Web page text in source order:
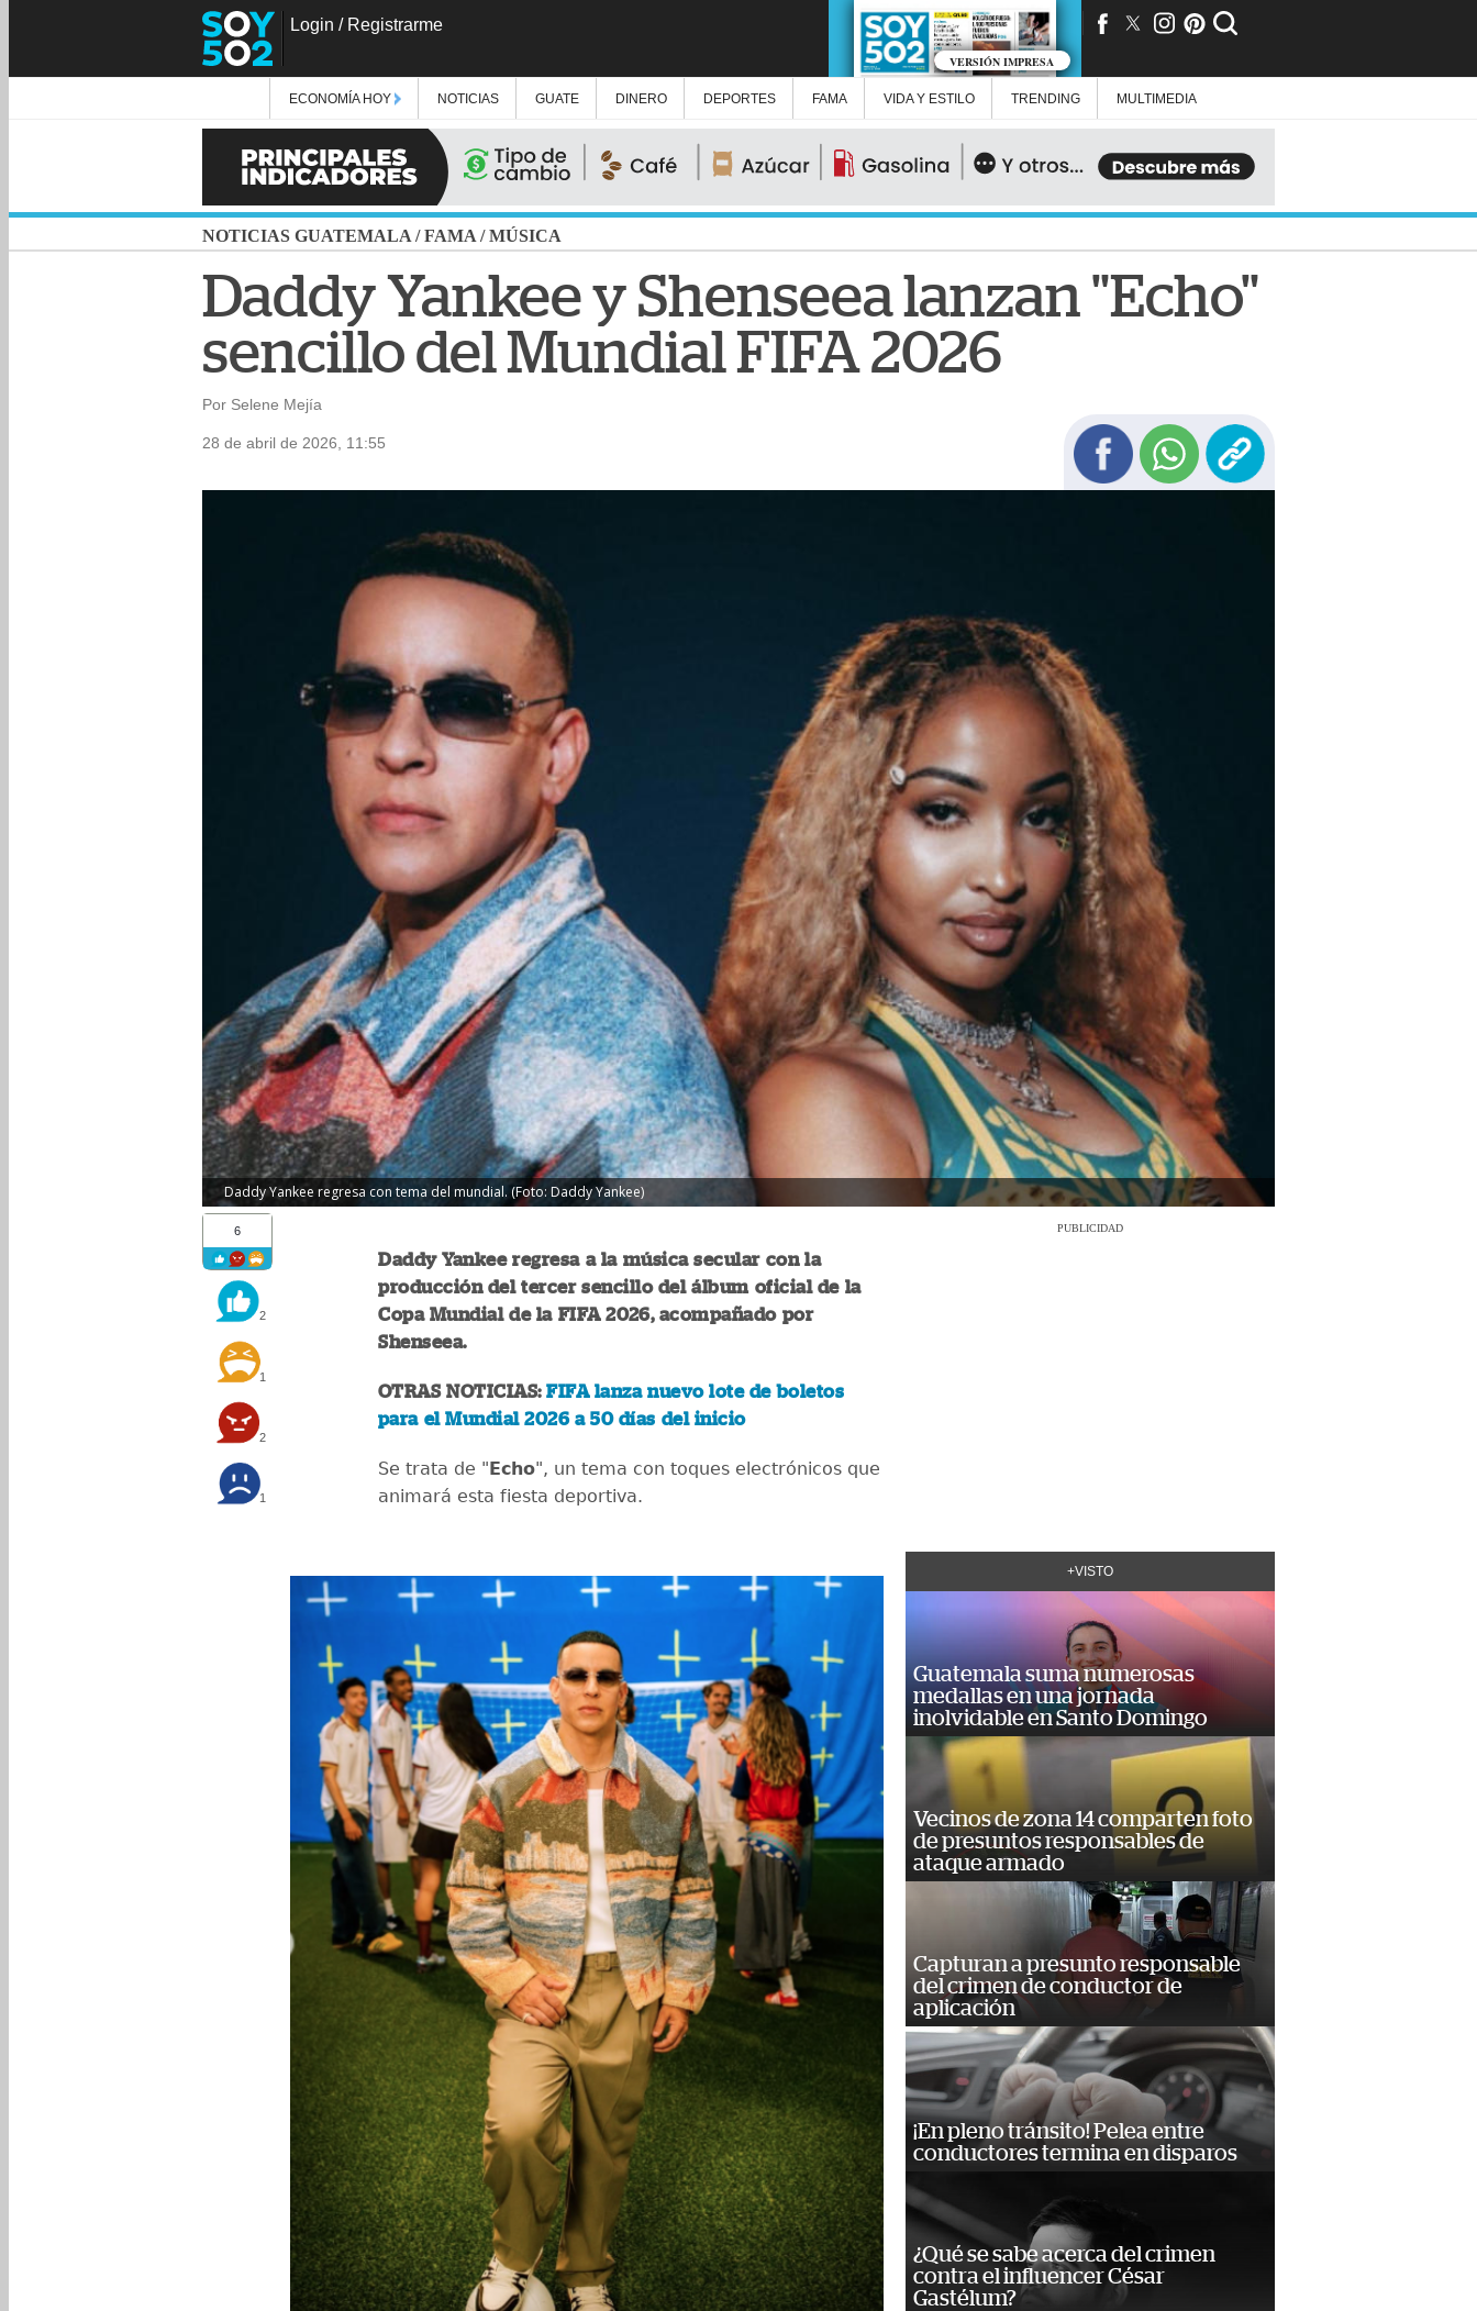
Login / Registrarme
VERSIÓN IMPRESA
ECONOMÍA HOY NOTICIAS GUATE DINERO DEPORTES FAMA VIDA Y ESTILO TRENDING MULTIMEDIA
NOTICIAS GUATEMALA /FAMA /MÚSICA
Daddy Yankee y Shenseea lanzan "Echo"
sencillo del Mundial FIFA 2026
Por Selene Mejía
28 de abril de 2026, 11:55
Daddy Yankee regresa con tema del mundial. (Foto: Daddy Yankee)
6
2
1
2
1
Daddy Yankee regresa a la música secular con la
producción del tercer sencillo del álbum oficial de la
Copa Mundial de la FIFA 2026, acompañado por
Shenseea.
OTRAS NOTICIAS:FIFA lanza nuevo lote de boletos
para el Mundial 2026 a 50 días del inicio
Se trata de "Echo", un tema con toques electrónicos que
animará esta fiesta deportiva.
PUBLICIDAD
+VISTO
Guatemala suma numerosas
medallas en una jornada
inolvidable en Santo Domingo
Vecinos de zona 14 comparten foto
de presuntos responsables de
ataque armado
Capturan a presunto responsable
del crimen de conductor de
aplicación
¡En pleno tránsito! Pelea entre
conductores termina en disparos
¿Qué se sabe acerca del crimen
contra el influencer César
Gastélum?